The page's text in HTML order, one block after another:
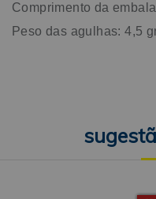
Comprimento da
Peso das agulhas: 4,5